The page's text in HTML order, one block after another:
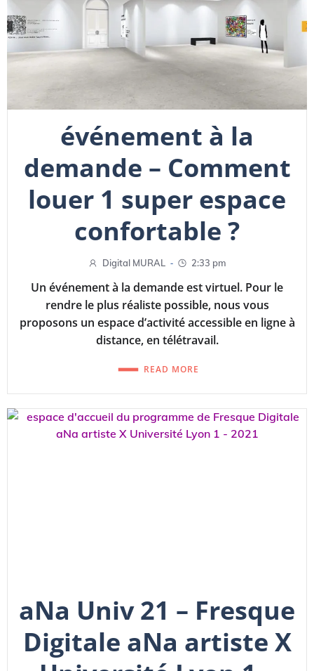
événement à la
demande – Comment
louer 1 super espace
confortable ?
Digital MURAL - 2:33 pm
Un événement à la demande est virtuel. Pour le
rendre le plus réaliste possible, nous vous
proposons un espace d’activité accessible en ligne à
distance, en télétravail.
READ MORE
aNa Univ 21 – Fresque
Digitale aNa artiste X